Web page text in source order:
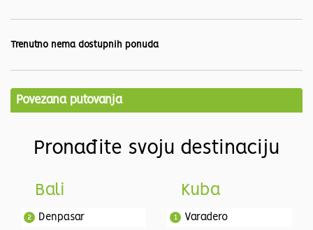
Trenutno nema dostupnih ponuda
Povezana putovanja
Pronađite svoju destinaciju
Bali
Denpasar
2
Kuba
Varadero
1